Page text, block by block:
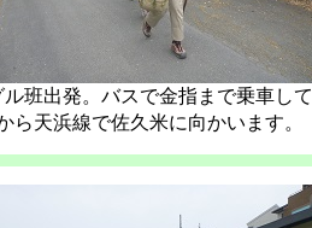
ル班出発。バスで金指まで乗車して
ら天浜線で佐久米に向かいます。